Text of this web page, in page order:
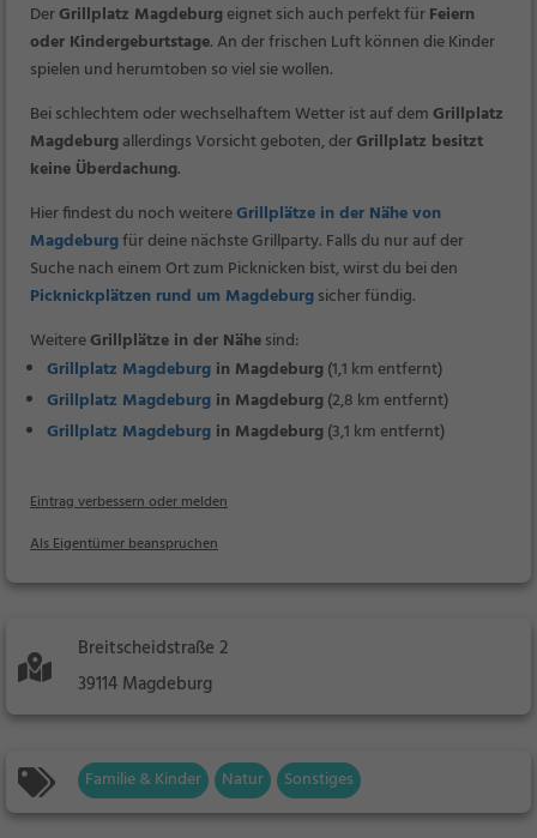
DerGrillplatz Magdeburgeignet sich auch perfekt fürFeiern
oder Kindergeburtstage. An der frischen Luft können die Kinder
spielen und herumtoben so viel sie wollen.
Bei schlechtem oder wechselhaftem Wetter ist auf demGrillplatz
Magdeburgallerdings Vorsicht geboten, derGrillplatz besitzt
keine Überdachung.
Hier findest du noch weitereGrillplätze in der Nähe von
Magdeburgfür deine nächste Grillparty. Falls du nur auf der
Suche nach einem Ort zum Picknicken bist, wirst du bei den
Picknickplätzen rund um Magdeburgsicher fündig.
WeitereGrillplätze in der Nähesind:
Grillplatz Magdeburg in Magdeburg(1,1 km entfernt)
Grillplatz Magdeburg in Magdeburg(2,8 km entfernt)
Grillplatz Magdeburg in Magdeburg(3,1 km entfernt)
Eintrag verbessern oder melden
Als Eigentümer beanspruchen
Breitscheidstraße 2
39114 Magdeburg
Familie & Kinder Natur Sonstiges